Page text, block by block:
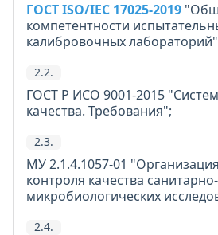
ГОСТ ISO/IEC 17025-2019
компетентности
калибровочных
2.2.
ГОСТ Р ИСО 9001-2015
качества. Требования";
2.3.
МУ 2.1.4.1057-01
контроля качества санитарно-
микробиологических
2.4.